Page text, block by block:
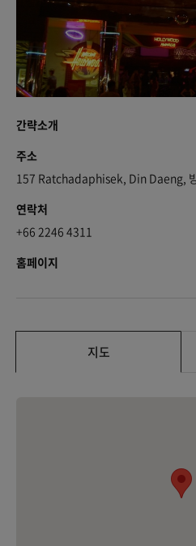
간략소개
주소
157 Ratchadaphisek, Din Daeng,
연락처
+66 2246 4311
홈페이지
지도